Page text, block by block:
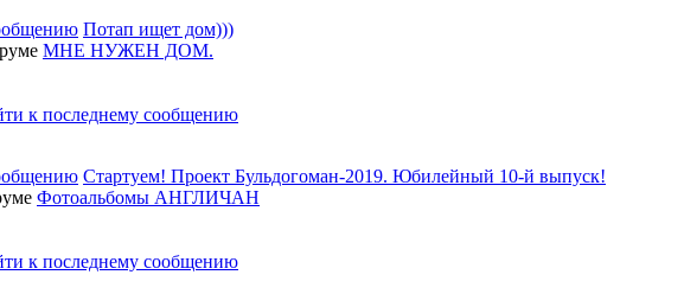
Потап ищет дом)))
МНЕ НУЖЕН ДОМ.
к последнему сообщению
Стартуем! Проект Бульдогоман-2019. Юбилейный 10-й выпуск!
Фотоальбомы АНГЛИЧАН
к последнему сообщению